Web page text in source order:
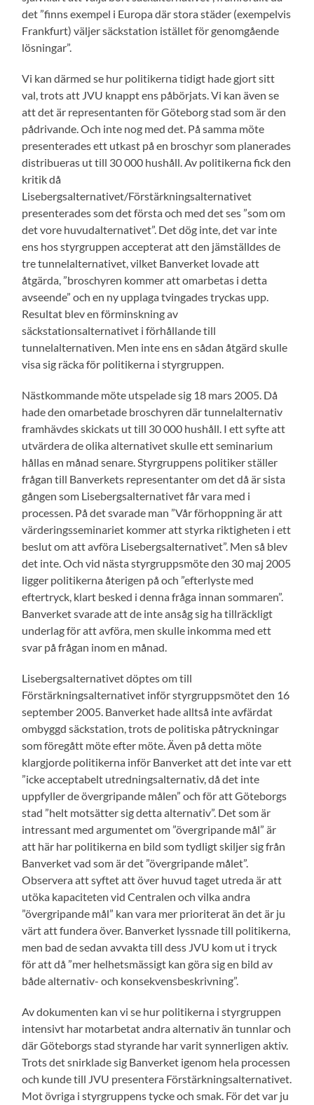
det ”finns exempel i Europa där stora städer (exempelvis
Frankfurt) väljer säckstation istället för genomgående
lösningar”.
Vi kan därmed se hur politikerna tidigt hade gjort sitt
val, trots att JVU knappt ens påbörjats. Vi kan även se
att det är representanten för Göteborg stad som är den
pådrivande. Och inte nog med det. På samma möte
presenterades ett utkast på en broschyr som planerades
distribueras ut till 30 000 hushåll. Av politikerna fick den
kritik då
Lisebergsalternativet/Förstärkningsalternativet
presenterades som det första och med det ses ”som om
det vore huvudalternativet”. Det dög inte, det var inte
ens hos styrgruppen accepterat att den jämställdes de
tre tunnelalternativet, vilket Banverket lovade att
åtgärda, ”broschyren kommer att omarbetas i detta
avseende” och en ny upplaga tvingades tryckas upp.
Resultat blev en förminskning av
säckstationsalternativet i förhållande till
tunnelalternativen. Men inte ens en sådan åtgärd skulle
visa sig räcka för politikerna i styrgruppen.
Nästkommande möte utspelade sig 18 mars 2005. Då
hade den omarbetade broschyren där tunnelalternativ
framhävdes skickats ut till 30 000 hushåll. I ett syfte att
utvärdera de olika alternativet skulle ett seminarium
hållas en månad senare. Styrgruppens politiker ställer
frågan till Banverkets representanter om det då är sista
gången som Lisebergsalternativet får vara med i
processen. På det svarade man ”Vår förhoppning är att
värderingsseminariet kommer att styrka riktigheten i ett
beslut om att avföra Lisebergsalternativet”. Men så blev
det inte. Och vid nästa styrgruppsmöte den 30 maj 2005
ligger politikerna återigen på och ”efterlyste med
eftertryck, klart besked i denna fråga innan sommaren”.
Banverket svarade att de inte ansåg sig ha tillräckligt
underlag för att avföra, men skulle inkomma med ett
svar på frågan inom en månad.
Lisebergsalternativet döptes om till
Förstärkningsalternativet inför styrgruppsmötet den 16
september 2005. Banverket hade alltså inte avfärdat
ombyggd säckstation, trots de politiska påtryckningar
som föregått möte efter möte. Även på detta möte
klargjorde politikerna inför Banverket att det inte var ett
”icke acceptabelt utredningsalternativ, då det inte
uppfyller de övergripande målen” och för att Göteborgs
stad ”helt motsätter sig detta alternativ”. Det som är
intressant med argumentet om ”övergripande mål” är
att här har politikerna en bild som tydligt skiljer sig från
Banverket vad som är det ”övergripande målet”.
Observera att syftet att över huvud taget utreda är att
utöka kapaciteten vid Centralen och vilka andra
”övergripande mål” kan vara mer prioriterat än det är ju
värt att fundera över. Banverket lyssnade till politikerna,
men bad de sedan avvakta till dess JVU kom ut i tryck
för att då ”mer helhetsmässigt kan göra sig en bild av
både alternativ- och konsekvensbeskrivning”.
Av dokumenten kan vi se hur politikerna i styrgruppen
intensivt har motarbetat andra alternativ än tunnlar och
där Göteborgs stad styrande har varit synnerligen aktiv.
Trots det snirklade sig Banverket igenom hela processen
och kunde till JVU presentera Förstärkningsalternativet.
Mot övriga i styrgruppens tycke och smak. För det var ju